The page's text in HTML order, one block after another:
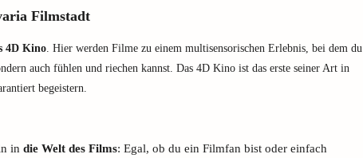
Filmstadt
4D Kino. Hier werden Filme zu einem multisensorischen Erlebnis, bei dem du
auch fühlen und riechen kannst. Das 4D Kino ist das erste seiner Art in
begeistern.
in die Welt des Films: Egal, ob du ein Filmfan bist oder einfach